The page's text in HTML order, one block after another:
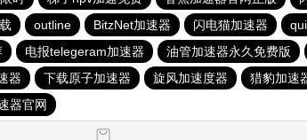
outline BitzNet加速器 闪电猫加速器
电报telegeram加速器 油管加速器永久免费版
器 下载原子加速器 旋风加速度器 猎豹加速
器官网